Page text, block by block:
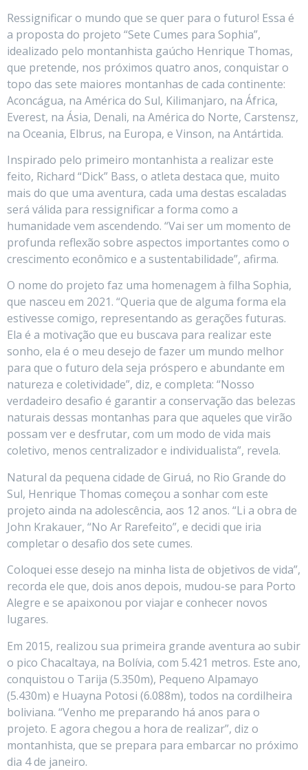
Ressignificar o mundo que se quer para o futuro! Essa é
a proposta do projeto “Sete Cumes para Sophia”,
idealizado pelo montanhista gaúcho Henrique Thomas,
que pretende, nos próximos quatro anos, conquistar o
topo das sete maiores montanhas de cada continente:
Aconcágua, na América do Sul, Kilimanjaro, na África,
Everest, na Ásia, Denali, na América do Norte, Carstensz,
na Oceania, Elbrus, na Europa, e Vinson, na Antártida.
Inspirado pelo primeiro montanhista a realizar este
feito, Richard “Dick” Bass, o atleta destaca que, muito
mais do que uma aventura, cada uma destas escaladas
será válida para ressignificar a forma como a
humanidade vem ascendendo. “Vai ser um momento de
profunda reflexão sobre aspectos importantes como o
crescimento econômico e a sustentabilidade”, afirma.
O nome do projeto faz uma homenagem à filha Sophia,
que nasceu em 2021. “Queria que de alguma forma ela
estivesse comigo, representando as gerações futuras.
Ela é a motivação que eu buscava para realizar este
sonho, ela é o meu desejo de fazer um mundo melhor
para que o futuro dela seja próspero e abundante em
natureza e coletividade”, diz, e completa: “Nosso
verdadeiro desafio é garantir a conservação das belezas
naturais dessas montanhas para que aqueles que virão
possam ver e desfrutar, com um modo de vida mais
coletivo, menos centralizador e individualista”, revela.
Natural da pequena cidade de Giruá, no Rio Grande do
Sul, Henrique Thomas começou a sonhar com este
projeto ainda na adolescência, aos 12 anos. “Li a obra de
John Krakauer, “No Ar Rarefeito”, e decidi que iria
completar o desafio dos sete cumes.
Coloquei esse desejo na minha lista de objetivos de vida”,
recorda ele que, dois anos depois, mudou-se para Porto
Alegre e se apaixonou por viajar e conhecer novos
lugares.
Em 2015, realizou sua primeira grande aventura ao subir
o pico Chacaltaya, na Bolívia, com 5.421 metros. Este ano,
conquistou o Tarija (5.350m), Pequeno Alpamayo
(5.430m) e Huayna Potosi (6.088m), todos na cordilheira
boliviana. “Venho me preparando há anos para o
projeto. E agora chegou a hora de realizar”, diz o
montanhista, que se prepara para embarcar no próximo
dia 4 de janeiro.